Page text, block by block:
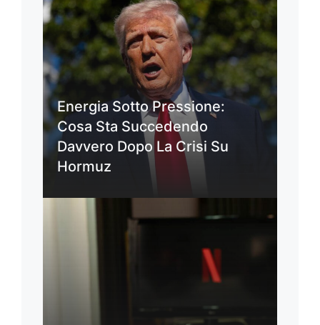
Energia Sotto Pressione:
Cosa Sta Succedendo
Davvero Dopo La Crisi Su
Hormuz